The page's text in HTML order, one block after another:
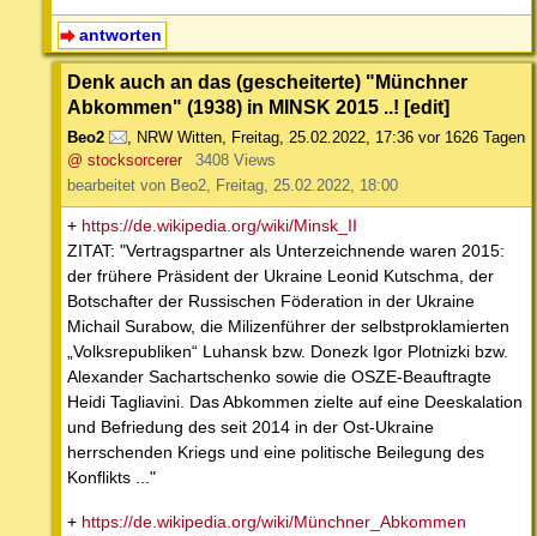
antworten
Denk auch an das (gescheiterte) "Münchner
Abkommen" (1938) in MINSK 2015 ..! [edit]
Beo2 , NRW Witten, Freitag, 25.02.2022, 17:36 vor 1626 Tagen
@ stocksorcerer
3408 Views
bearbeitet von Beo2, Freitag, 25.02.2022, 18:00
+ https://de.wikipedia.org/wiki/Minsk_II
ZITAT: "Vertragspartner als Unterzeichnende waren 2015:
der frühere Präsident der Ukraine Leonid Kutschma, der
Botschafter der Russischen Föderation in der Ukraine
Michail Surabow, die Milizenführer der selbstproklamierten
„Volksrepubliken“ Luhansk bzw. Donezk Igor Plotnizki bzw.
Alexander Sachartschenko sowie die OSZE-Beauftragte
Heidi Tagliavini. Das Abkommen zielte auf eine Deeskalation
und Befriedung des seit 2014 in der Ost-Ukraine
herrschenden Kriegs und eine politische Beilegung des
Konflikts ..."
+ https://de.wikipedia.org/wiki/Münchner_Abkommen